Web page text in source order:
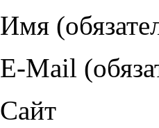
Имя
E-Mail
Сайт